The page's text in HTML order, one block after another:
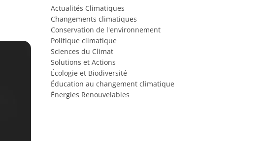
Actualités Climatiques
Changements climatiques
Conservation de l'environnement
Politique climatique
Sciences du Climat
Solutions et Actions
Écologie et Biodiversité
Éducation au changement climatique
Énergies Renouvelables